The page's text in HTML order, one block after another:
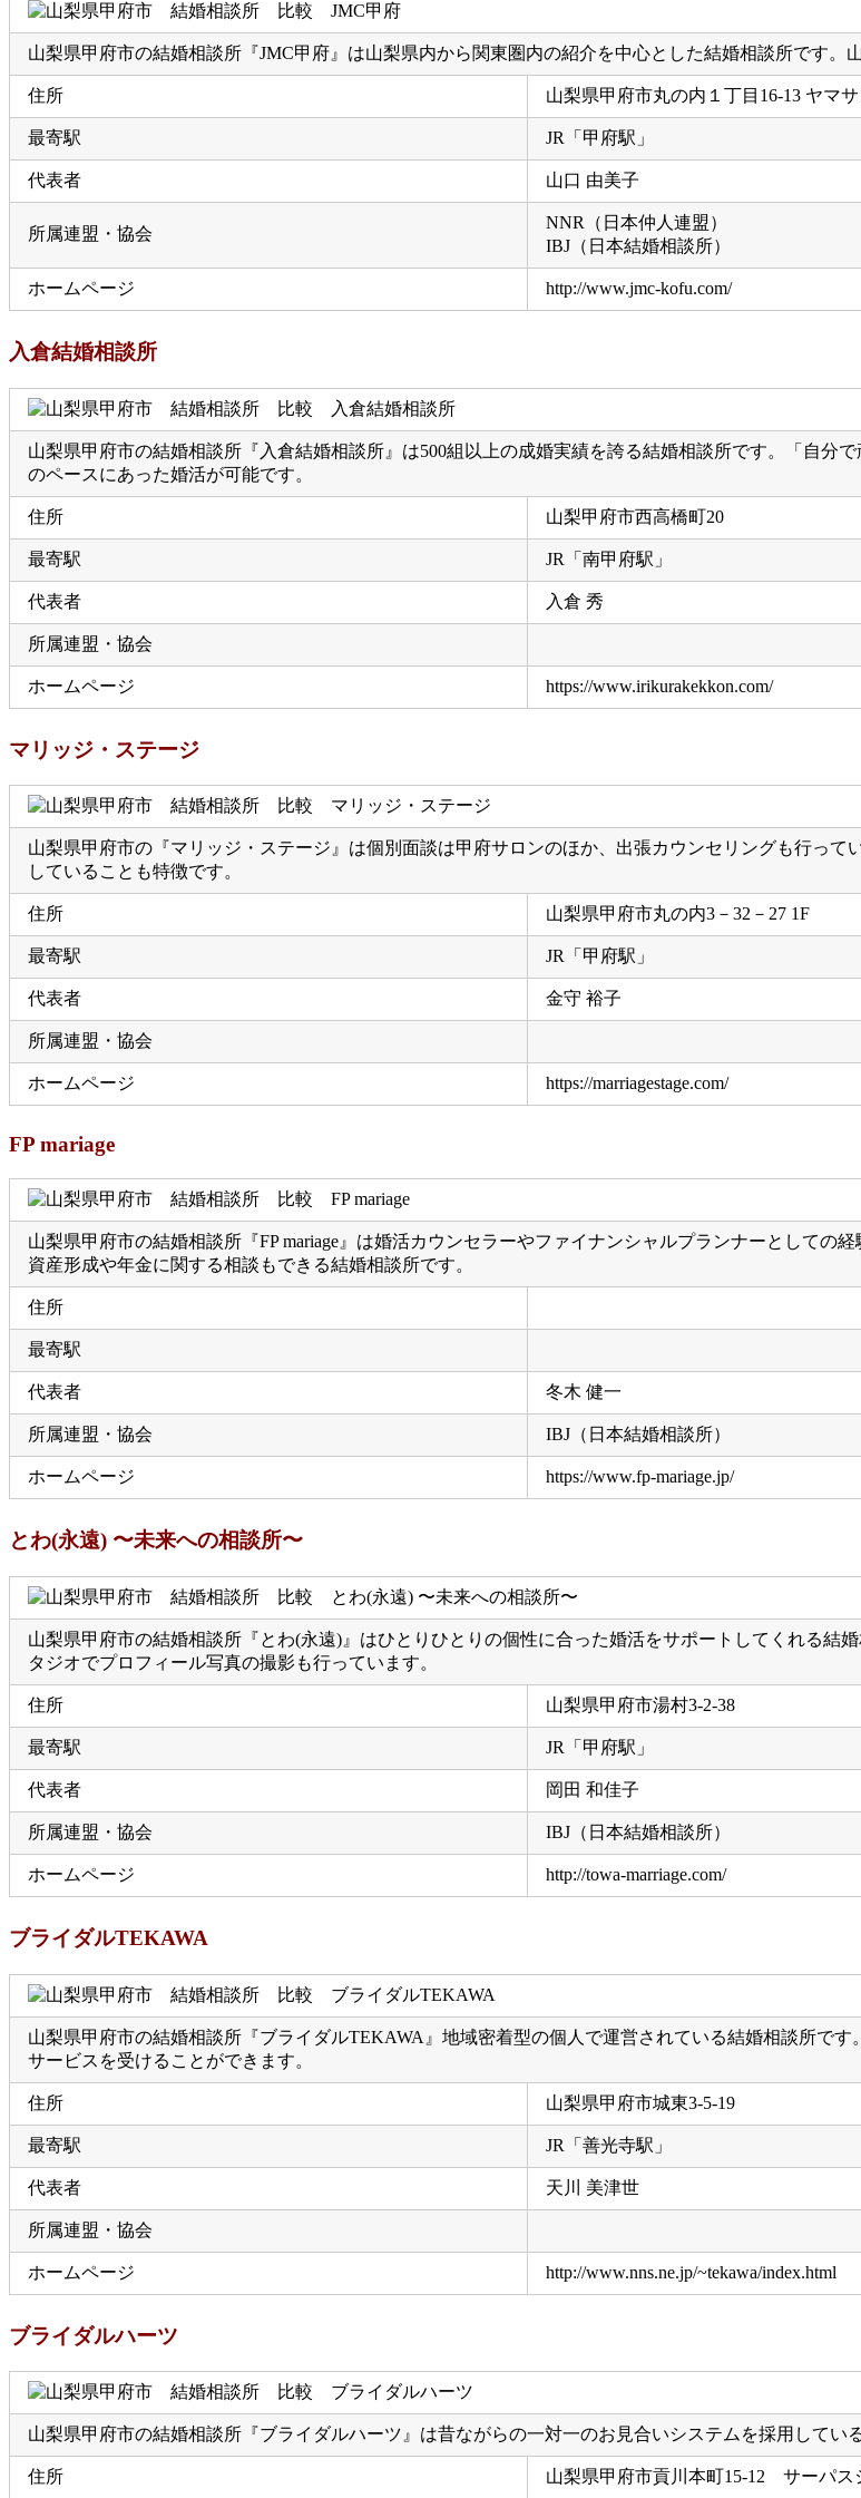
山梨県甲府市の結婚相談所『JMC甲府』は山梨県内から関東圏内の紹介を中心とした結婚相談所です。
住所 山梨県甲府市丸の内１丁目16-13 ヤマ
最寄駅 JR「甲府駅」
代表者 山口 由美子
所属連盟・協会
NNR（日本仲人連盟）
IBJ（日本結婚相談所）
ホームページ http://www.jmc-kofu.com/
入倉結婚相談所
山梨県甲府市の結婚相談所『入倉結婚相談所』は500組以上の成婚実績を誇る結婚相談所です。「自分
のペースにあった婚活が可能です。
住所 山梨甲府市西高橋町20
最寄駅 JR「南甲府駅」
代表者 入倉 秀
所属連盟・協会
ホームページ https://www.irikurakekkon.com/
マリッジ・ステージ
山梨県甲府市の『マリッジ・ステージ』は個別面談は甲府サロンのほか、出張カウンセリングも行っ
していることも特徴です。
住所 山梨県甲府市丸の内3－32－27 1F
最寄駅 JR「甲府駅」
代表者 金守 裕子
所属連盟・協会
ホームページ https://marriagestage.com/
FP mariage
山梨県甲府市の結婚相談所『FP mariage』は婚活カウンセラーやファイナンシャルプランナーとして
資産形成や年金に関する相談もできる結婚相談所です。
住所
最寄駅
代表者 冬木 健一
所属連盟・協会 IBJ（日本結婚相談所）
ホームページ https://www.fp-mariage.jp/
とわ(永遠) 〜未来への相談所〜
山梨県甲府市の結婚相談所『とわ(永遠)』はひとりひとりの個性に合った婚活をサポートしてくれる結
タジオでプロフィール写真の撮影も行っています。
住所 山梨県甲府市湯村3-2-38
最寄駅 JR「甲府駅」
代表者 岡田 和佳子
所属連盟・協会 IBJ（日本結婚相談所）
ホームページ http://towa-marriage.com/
ブライダルTEKAWA
山梨県甲府市の結婚相談所『ブライダルTEKAWA』地域密着型の個人で運営されている結婚相談所で
サービスを受けることができます。
住所 山梨県甲府市城東3-5-19
最寄駅 JR「善光寺駅」
代表者 天川 美津世
所属連盟・協会
ホームページ http://www.nns.ne.jp/~tekawa/index.html
ブライダルハーツ
山梨県甲府市の結婚相談所『ブライダルハーツ』は昔ながらの一対一のお見合いシステムを採用してい
住所 山梨県甲府市貢川本町15-12 サーパス